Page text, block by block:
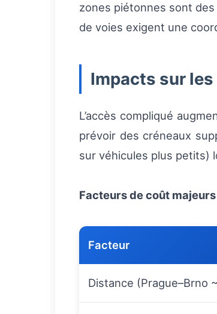
zones piétonnes sont
de voies exigent une
Impacts sur
L’accès compliqué
prévoir des créneaux
sur véhicules plus petits)
Facteurs de coût majeurs
Facteur
Distance (Prague–Brno